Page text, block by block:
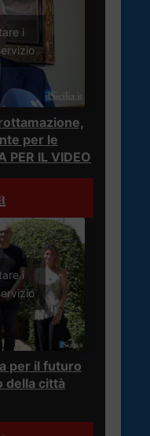
i
per le
PER IL VIDEO
i
per il futuro
della città